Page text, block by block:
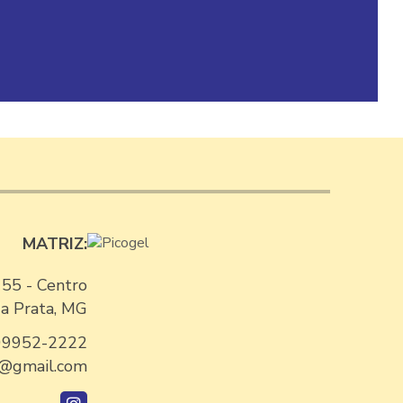
FORNECEDOR DE AÇAI PURO
FORNECEDOR DE PICOLÉ
FORNECEDOR DE PICOLE E SORVETE
FORNECEDORES DE SORVETES PARA
REVENDA
MATRIZ:
- Centro
Prata, MG
2222